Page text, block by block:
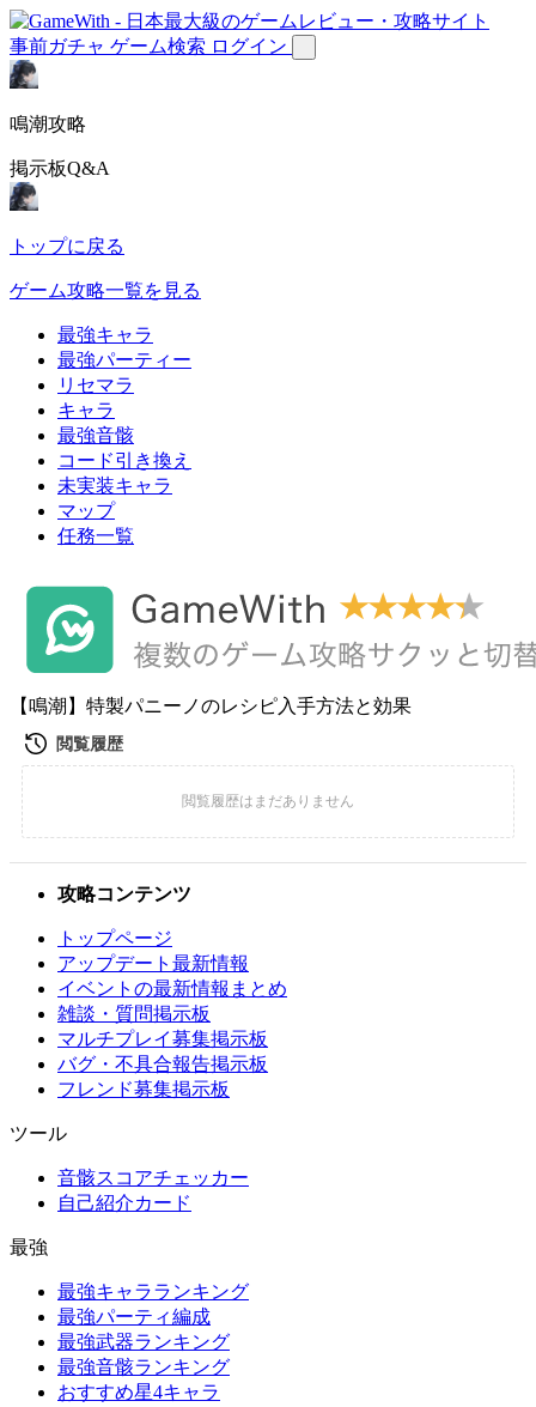
事前ガチャ ゲーム検索 ログイン
鳴潮攻略
掲示板Q&A
トップに戻る
ゲーム攻略一覧を見る
最強キャラ
最強パーティー
リセマラ
キャラ
最強音骸
コード引き換え
未実装キャラ
マップ
任務一覧
【鳴潮】特製パニーノのレシピ入手方法と効果
攻略コンテンツ
トップページ
アップデート最新情報
イベントの最新情報まとめ
雑談・質問掲示板
マルチプレイ募集掲示板
バグ・不具合報告掲示板
フレンド募集掲示板
ツール
音骸スコアチェッカー
自己紹介カード
最強
最強キャラランキング
最強パーティ編成
最強武器ランキング
最強音骸ランキング
おすすめ星4キャラ